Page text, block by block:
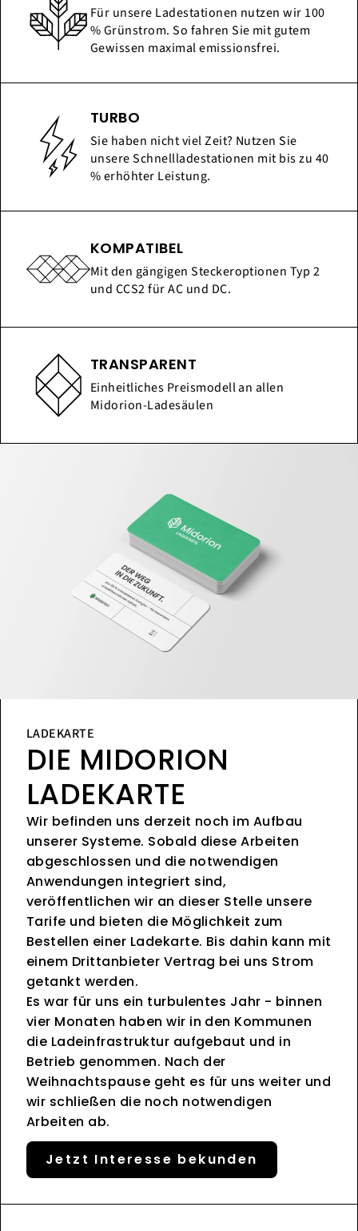
Für unsere Ladestationen nutzen wir 100
% Grünstrom. So fahren Sie mit gutem
Gewissen maximal emissionsfrei.
TURBO
Sie haben nicht viel Zeit? Nutzen Sie
unsere Schnellladestationen mit bis zu 40
% erhöhter Leistung.
KOMPATIBEL
Mit den gängigen Steckeroptionen Typ 2
und CCS2 für AC und DC.
TRANSPARENT
Einheitliches Preismodell an allen
Midorion-Ladesäulen
LADEKARTE
DIE MIDORION
LADEKARTE
Wir befinden uns derzeit noch im Aufbau
unserer Systeme. Sobald diese Arbeiten
abgeschlossen und die notwendigen
Anwendungen integriert sind,
veröffentlichen wir an dieser Stelle unsere
Tarife und bieten die Möglichkeit zum
Bestellen einer Ladekarte. Bis dahin kann mit
einem Drittanbieter Vertrag bei uns Strom
getankt werden.
Es war für uns ein turbulentes Jahr - binnen
vier Monaten haben wir in den Kommunen
die Ladeinfrastruktur aufgebaut und in
Betrieb genommen. Nach der
Weihnachtspause geht es für uns weiter und
wir schließen die noch notwendigen
Arbeiten ab.
Jetzt Interesse bekunden